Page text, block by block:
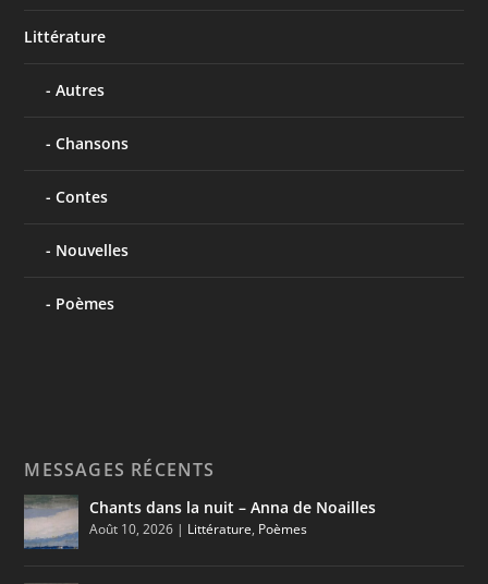
Littérature
Autres
Chansons
Contes
Nouvelles
Poèmes
MESSAGES RÉCENTS
Chants dans la nuit – Anna de Noailles
Août 10, 2026 | Littérature, Poèmes